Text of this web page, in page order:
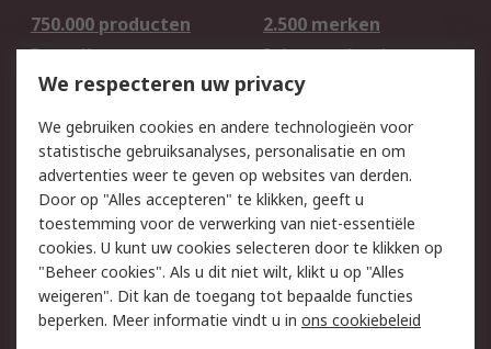
750.000 producten
2.500 merken
Bestellen
Inkoopoplossingen
Retouren
Technisch advies
Track & Trace
Wettelijk
Cookiebeleid
Email veiligheid
Privacybeleid -
Bijgewerkt
Websitevoorwaarden
Algemene
verkoopvoorwaarden
We respecteren uw privacy
We gebruiken cookies en andere technologieën voor
statistische gebruiksanalyses, personalisatie en om
advertenties weer te geven op websites van derden.
Door op "Alles accepteren" te klikken, geeft u
toestemming voor de verwerking van niet-essentiële
cookies. U kunt uw cookies selecteren door te klikken op
"Beheer cookies". Als u dit niet wilt, klikt u op "Alles
weigeren". Dit kan de toegang tot bepaalde functies
beperken. Meer informatie vindt u in ons cookiebeleid